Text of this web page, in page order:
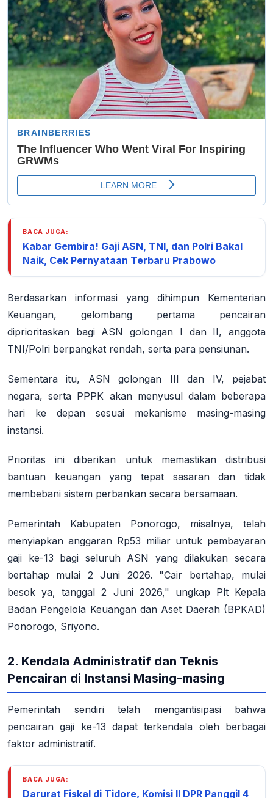
BACA JUGA:
Kabar Gembira! Gaji ASN, TNI, dan Polri Bakal
Naik, Cek Pernyataan Terbaru Prabowo
Berdasarkan informasi yang dihimpun Kementerian
Keuangan, gelombang pertama pencairan
diprioritaskan bagi ASN golongan I dan II, anggota
TNI/Polri berpangkat rendah, serta para pensiunan.
Sementara itu, ASN golongan III dan IV, pejabat
negara, serta PPPK akan menyusul dalam beberapa
hari ke depan sesuai mekanisme masing-masing
instansi.
Prioritas ini diberikan untuk memastikan distribusi
bantuan keuangan yang tepat sasaran dan tidak
membebani sistem perbankan secara bersamaan.
Pemerintah Kabupaten Ponorogo, misalnya, telah
menyiapkan anggaran Rp53 miliar untuk pembayaran
gaji ke-13 bagi seluruh ASN yang dilakukan secara
bertahap mulai 2 Juni 2026. "Cair bertahap, mulai
besok ya, tanggal 2 Juni 2026," ungkap Plt Kepala
Badan Pengelola Keuangan dan Aset Daerah (BPKAD)
Ponorogo, Sriyono.
2. Kendala Administratif dan Teknis
Pencairan di Instansi Masing-masing
Pemerintah sendiri telah mengantisipasi bahwa
pencairan gaji ke-13 dapat terkendala oleh berbagai
faktor administratif.
BACA JUGA:
Darurat Fiskal di Tidore, Komisi II DPR Panggil 4